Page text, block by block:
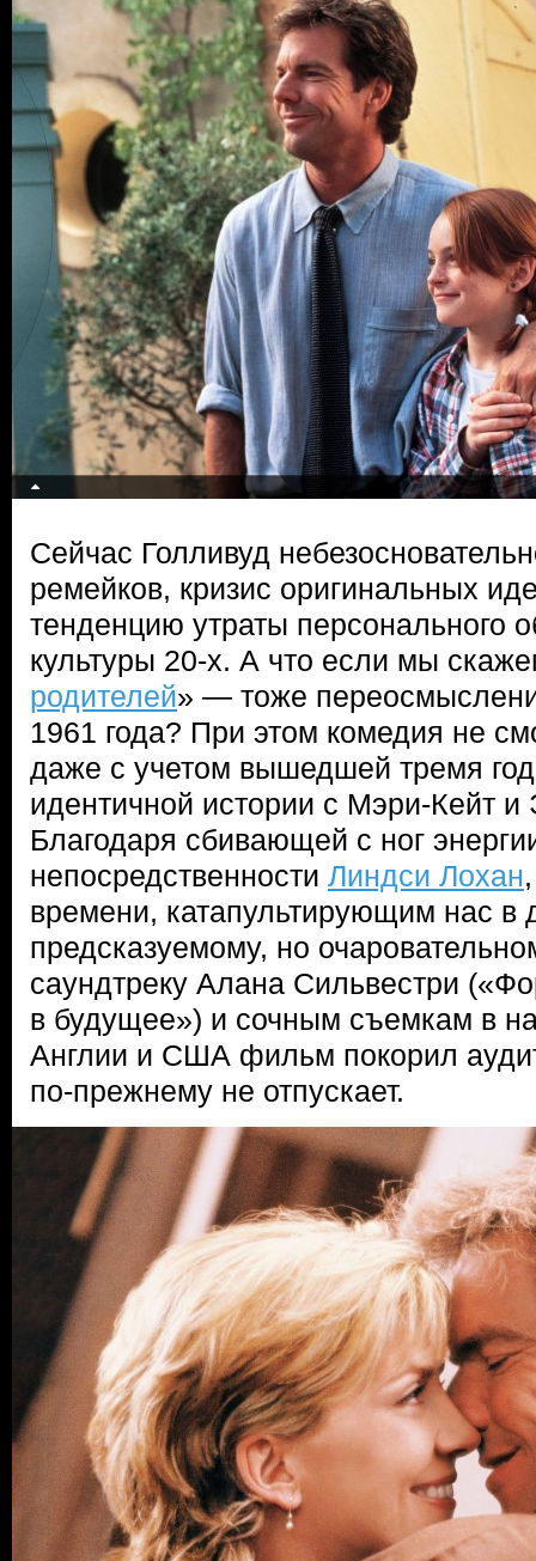
Сейчас Голливуд
ремейков, кризис оригинальных
тенденцию утраты персонального
культуры 20-х. А что если мы
родителей» — тоже
1961 года? При этом комедия не
даже с учетом вышедшей тремя
идентичной истории с Мэри-Кейт
Благодаря сбивающей с ног
непосредственности Линдси Лохан
времени, катапультирующим нас в
предсказуемому, но
саундтреку Алана Сильвестри
в будущее») и сочным съемкам в
Англии и США фильм покорил
по-прежнему не отпускает.